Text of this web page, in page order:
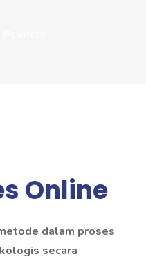
Online
dalam proses
secara